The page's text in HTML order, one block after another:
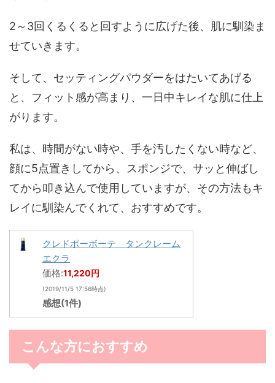
2～3回くるくると回すように広げた後、肌に馴染ま
せていきます。
そして、セッティングパウダーをはたいてあげる
と、フィット感が高まり、一日中キレイな肌に仕上
がります。
私は、時間がない時や、手を汚したくない時など、
顔に5点置きしてから、スポンジで、サッと伸ばし
てから叩き込んで使用していますが、その方法もキ
レイに馴染んでくれて、おすすめです。
クレドポーボーテ タンクレーム
エクラ
価格:11,220円
(2019/11/5 17:56時点)
感想(1件)
こんな方におすすめ